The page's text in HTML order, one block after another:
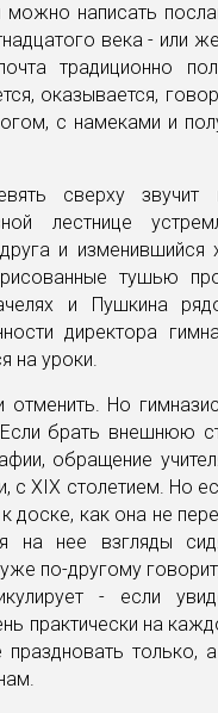
написать
века - или
традиционно
оказывается,
с намеками и
сверху звучит
лестнице
и изменившийся
тушью
и Пушкина
директора
на уроки.
Но
брать внешнюю
обращение
с ХIХ столетием. Но
доске, как она не
на нее взгляды
по-другому
- если
практически на
праздновать